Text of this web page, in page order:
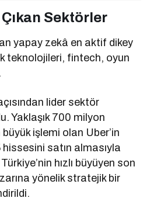
Sektörler
yapay zekâ en aktif dikey
teknolojileri, fintech, oyun
lider sektör
Yaklaşık 700 milyon
büyük işlemi olan Uber’in
satın almasıyla
hızlı büyüyen son
yönelik stratejik bir